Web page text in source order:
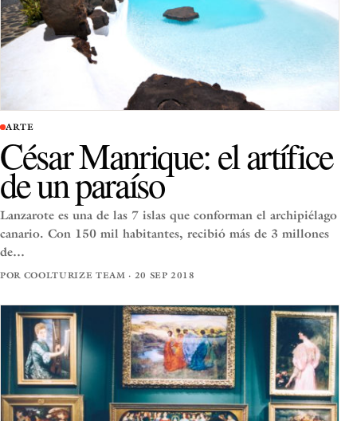
ARTE
César Manrique: el artífice
de un paraíso
Lanzarote es una de las 7 islas que conforman el archipiélago
canario. Con 150 mil habitantes, recibió más de 3 millones
de…
POR COOLTURIZE TEAM · 20 SEP 2018